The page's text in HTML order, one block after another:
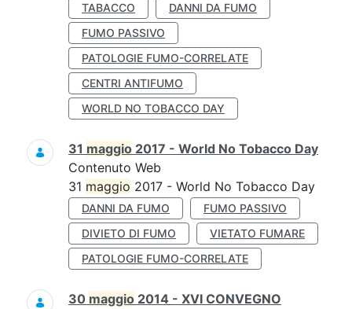
TABACCO
DANNI DA FUMO
FUMO PASSIVO
PATOLOGIE FUMO-CORRELATE
CENTRI ANTIFUMO
WORLD NO TOBACCO DAY
31 maggio 2017 - World No Tobacco Day
Contenuto Web
31 maggio 2017 - World No Tobacco Day
DANNI DA FUMO
FUMO PASSIVO
DIVIETO DI FUMO
VIETATO FUMARE
PATOLOGIE FUMO-CORRELATE
30 maggio 2014 - XVI CONVEGNO